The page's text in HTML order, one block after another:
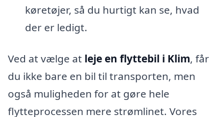
køretøjer, så du hurtigt kan se, hvad
der er ledigt.
Ved at vælge at leje en flyttebil i Klim, får
du ikke bare en bil til transporten, men
også muligheden for at gøre hele
flytteprocessen mere strømlinet. Vores